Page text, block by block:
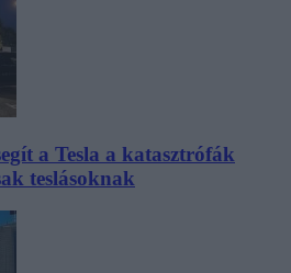
a Tesla a katasztrófák
teslásoknak